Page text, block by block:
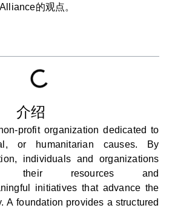
Alliance的观点。
介绍
profit organization dedicated to
or humanitarian causes. By
individuals and organizations
their resources and
initiatives that advance the
A foundation provides a structured